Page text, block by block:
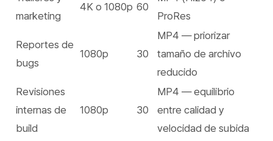
marketing
4K o 1080p 60
ProRes
Reportes de
bugs
1080p 30
MP4 — priorizar
tamaño de archivo
reducido
Revisiones
internas de
build
1080p 30
MP4 — equilibrio
entre calidad y
velocidad de subida